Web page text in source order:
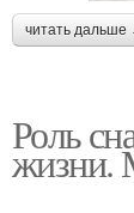
читать дальше
Роль
жизни.